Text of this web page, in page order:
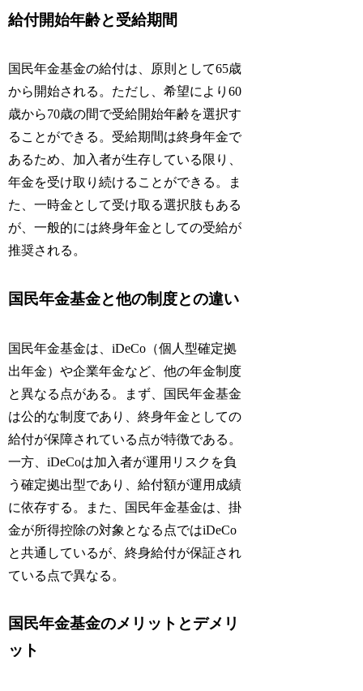
給付開始年齢と受給期間
国民年金基金の給付は、原則として65歳
から開始される。ただし、希望により60
歳から70歳の間で受給開始年齢を選択す
ることができる。受給期間は終身年金で
あるため、加入者が生存している限り、
年金を受け取り続けることができる。ま
た、一時金として受け取る選択肢もある
が、一般的には終身年金としての受給が
推奨される。
国民年金基金と他の制度との違い
国民年金基金は、iDeCo（個人型確定拠
出年金）や企業年金など、他の年金制度
と異なる点がある。まず、国民年金基金
は公的な制度であり、終身年金としての
給付が保障されている点が特徴である。
一方、iDeCoは加入者が運用リスクを負
う確定拠出型であり、給付額が運用成績
に依存する。また、国民年金基金は、掛
金が所得控除の対象となる点ではiDeCo
と共通しているが、終身給付が保証され
ている点で異なる。
国民年金基金のメリットとデメリ
ット